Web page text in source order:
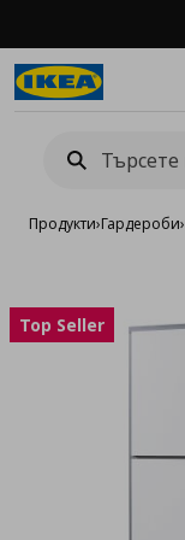
Продукти›Гардероби›
Top Seller